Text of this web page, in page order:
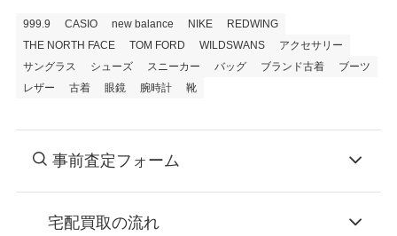
999.9 CASIO new balance NIKE
REDWING
THE NORTH FACE
TOM FORD WILDSWANS
アクセサリー
サングラス
シューズ スニーカー バッグ ブランド古着
ブーツ
レザー
古着 眼鏡 腕時計 靴
事前査定フォーム
宅配買取の流れ